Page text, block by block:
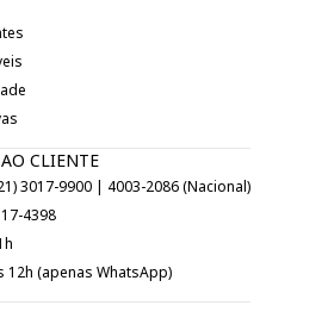
CLIENTE
3017-9900 | 4003-2086 (Nacional)
4398
12h (apenas WhatsApp)